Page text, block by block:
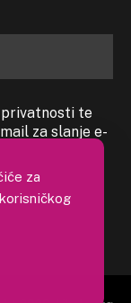
te
za slanje e-
za